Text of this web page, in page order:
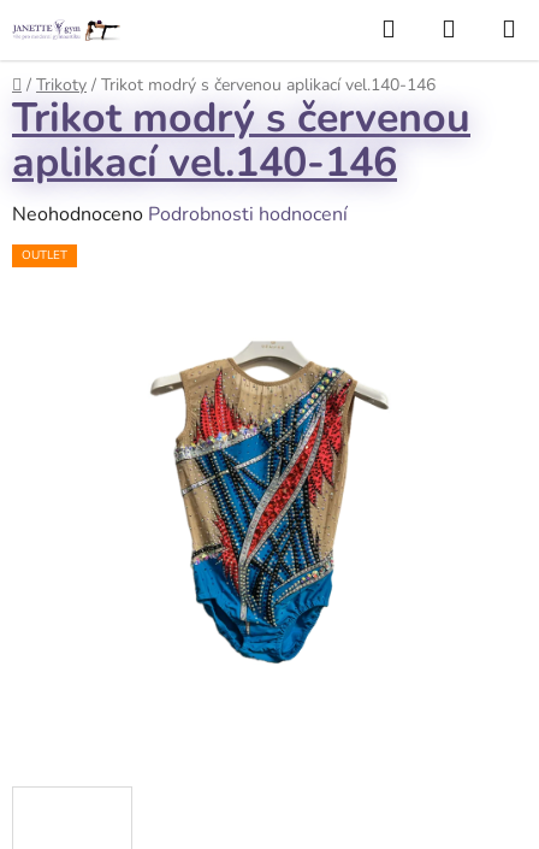
na
obsah
Hledat
KOŠÍK
Domů
/ Trikoty / Trikot modrý s červenou aplikací vel.140-146
Trikot modrý s červenou
aplikací vel.140-146
Průměrné
hodnocení
Neohodnoceno Podrobnosti hodnocení
OUTLET